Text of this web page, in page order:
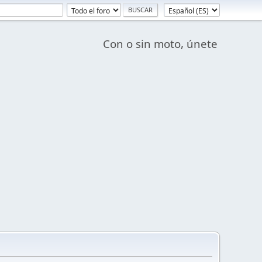
Con o sin moto, únete